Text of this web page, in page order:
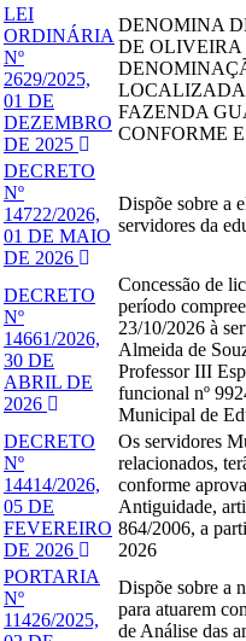
LEI
ORDINÁRIA
Nº
2629/2025,
01 DE
DEZEMBRO
DE 2025
DENOMINA
DE OLIVEIRA
FAZENDA
CONFORME
DECRETO
Nº
14722/2026,
01 DE MAIO
DE 2026
Dispõe sobre a
servidores da
DECRETO
Nº
14661/2026,
30 DE
ABRIL DE
2026
Concessão de
período
23/10/2026 à
Almeida de
Professor III
funcional nº
Municipal de
DECRETO
Nº
14414/2026,
05 DE
FEVEREIRO
DE 2026
Os servidores
relacionados,
conforme
Antiguidade,
864/2006, a
2026
PORTARIA
Nº
11426/2025,
Dispõe sobre a
para atuarem
de Análise das